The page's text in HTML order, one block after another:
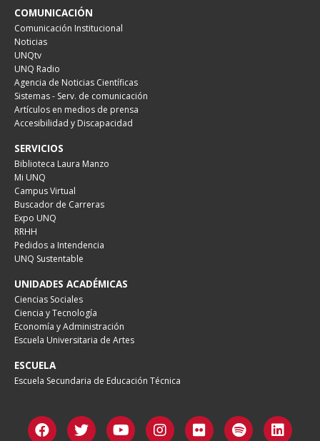
COMUNICACIÓN
Comunicación Institucional
Noticias
UNQtv
UNQ Radio
Agencia de Noticias Científicas
Sistemas - Serv. de comunicación
Artículos en medios de prensa
Accesibilidad y Discapacidad
SERVICIOS
Biblioteca Laura Manzo
Mi UNQ
Campus Virtual
Buscador de Carreras
Expo UNQ
RRHH
Pedidos a Intendencia
UNQ Sustentable
UNIDADES ACADÉMICAS
Ciencias Sociales
Ciencia y Tecnología
Economía y Administración
Escuela Universitaria de Artes
ESCUELA
Escuela Secundaria de Educación Técnica